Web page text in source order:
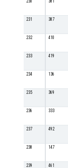
230 381
231 387
232 410
233 419
234 136
235 369
236 333
237 492
238 147
239 461